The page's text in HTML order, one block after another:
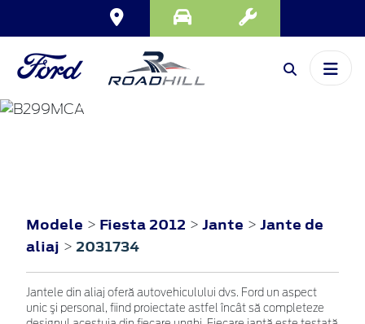
FIESTA
Modele > Fiesta 2012 > Jante > Jante de
aliaj > 2031734
Jantele din aliaj oferă autovehiculului dvs. Ford un aspect
unic şi personal, fiind proiectate astfel încât să completeze